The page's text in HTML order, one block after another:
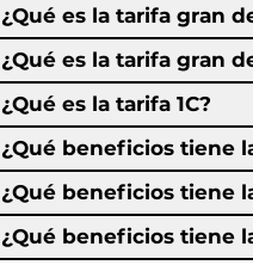
¿Qué es la tarifa gran
¿Qué es la tarifa gran
¿Qué es la tarifa 1C?
¿Qué beneficios tiene
¿Qué beneficios tiene
¿Qué beneficios tiene